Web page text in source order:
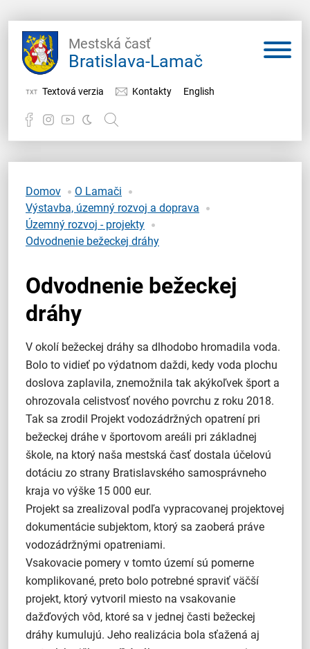
Mestská časť
Bratislava-Lamač
Textová verzia Kontakty English
Samospráva
Miestny úrad
O Lamači
Domov
O Lamači
Výstavba, územný rozvoj a doprava
Územný rozvoj - projekty
Odvodnenie bežeckej dráhy
Odvodnenie bežeckej
dráhy
V okolí bežeckej dráhy sa dlhodobo hromadila voda.
Bolo to vidieť po výdatnom daždi, kedy voda plochu
doslova zaplavila, znemožnila tak akýkoľvek šport a
ohrozovala celistvosť nového povrchu z roku 2018.
Tak sa zrodil Projekt vodozádržných opatrení pri
bežeckej dráhe v športovom areáli pri základnej
škole, na ktorý naša mestská časť dostala účelovú
dotáciu zo strany Bratislavského samosprávneho
kraja vo výške 15 000 eur.
Projekt sa zrealizoval podľa vypracovanej projektovej
dokumentácie subjektom, ktorý sa zaoberá práve
vodozádržnými opatreniami.
Vsakovacie pomery v tomto území sú pomerne
komplikované, preto bolo potrebné spraviť väčší
projekt, ktorý vytvoril miesto na vsakovanie
dažďových vôd, ktoré sa v jednej časti bežeckej
dráhy kumulujú. Jeho realizácia bola sťažená aj